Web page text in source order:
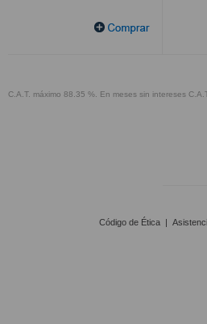
C.A.T. máximo 88.35 %. En meses sin intereses
Código de Ética |